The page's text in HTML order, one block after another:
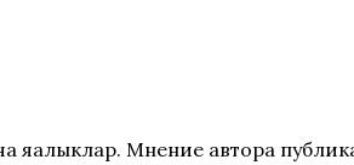
яңалыклар. Мнение автора